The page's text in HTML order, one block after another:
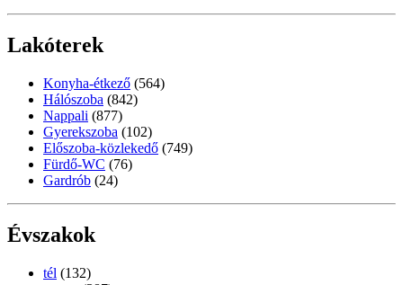
Lakóterek
Konyha-étkező (564)
Hálószoba (842)
Nappali (877)
Gyerekszoba (102)
Előszoba-közlekedő (749)
Fürdő-WC (76)
Gardrób (24)
Évszakok
tél (132)